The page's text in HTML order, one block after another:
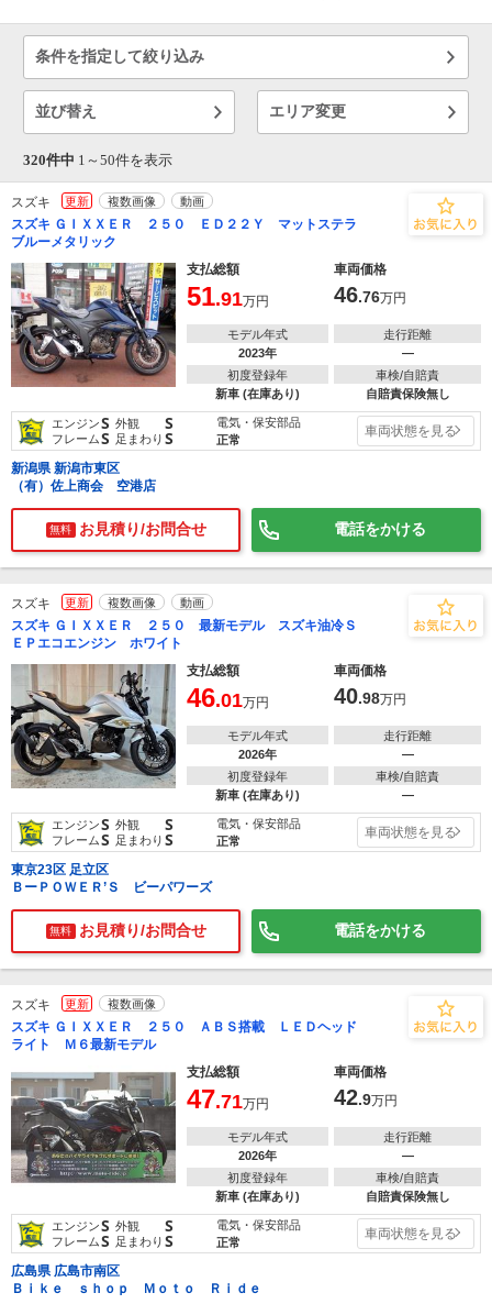
条件を指定して絞り込み
並び替え エリア変更
320件中 1～ 50件を表示
スズキ 更新 複数画像 動画
スズキ ＧＩＸＸＥＲ ２５０ ＥＤ２２Ｙ マットステラ
ブルーメタリック
支払総額
車両価格
51.91万円 46.76万円
モデル年式
2023年
走行距離
―
初度登録年
新車 (在庫あり)
車検/自賠責
自賠責保険無し
エンジンS 外観 S
フレームS 足まわり S
電気・保安部品
正常
車両状態を見る
新潟県 新潟市東区
（有）佐上商会 空港店
無料 お見積り/お問合せ 電話をかける
スズキ 更新 複数画像 動画
スズキ ＧＩＸＸＥＲ ２５０ 最新モデル スズキ油冷Ｓ
ＥＰエコエンジン ホワイト
支払総額
車両価格
46.01万円 40.98万円
モデル年式
2026年
走行距離
―
初度登録年
新車 (在庫あり)
車検/自賠責
―
エンジンS 外観 S
フレームS 足まわり S
電気・保安部品
正常
車両状態を見る
東京23区 足立区
ＢーＰＯＷＥＲ’Ｓ ビーパワーズ
無料 お見積り/お問合せ 電話をかける
スズキ 更新 複数画像
スズキ ＧＩＸＸＥＲ ２５０ ＡＢＳ搭載 ＬＥＤヘッド
ライト Ｍ６最新モデル
支払総額
車両価格
47.71万円 42.9万円
モデル年式
2026年
走行距離
―
初度登録年
新車 (在庫あり)
車検/自賠責
自賠責保険無し
エンジンS 外観 S
フレームS 足まわり S
電気・保安部品
正常
車両状態を見る
広島県 広島市南区
Ｂｉｋｅ ｓｈｏｐ Ｍｏｔｏ Ｒｉｄｅ